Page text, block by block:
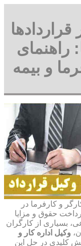
قراردادها
راهنمای
و بیمه
و کارفرما در
حقوق و مزایا
بسیاری از کارگران
وکیل اداره کار و
کلیدی در حل این